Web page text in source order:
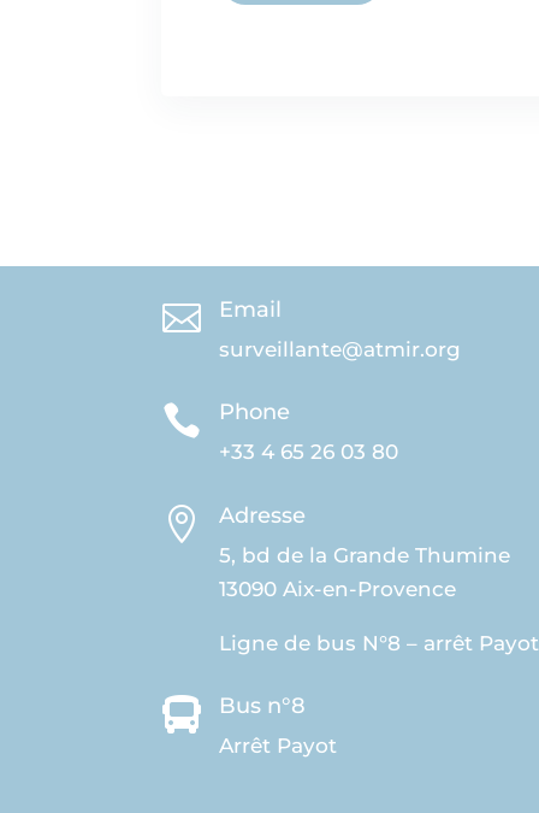
 Email
surveillante@atmir.org
 Phone
+33 4 65 26 03 80
 Adresse
5, bd de la Grande Thumine
13090 Aix-en-Provence
Ligne de bus N°8 – arrêt Payot
 Bus n°8
Arrêt Payot